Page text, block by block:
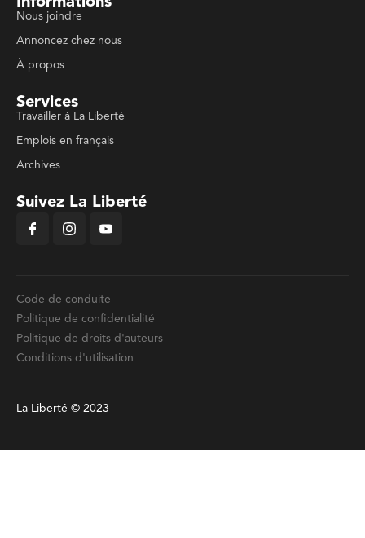
Nous joindre
Annoncez chez nous
À propos
Services
Travailler à La Liberté
Emplois en français
Archives
Suivez La Liberté
Code de conduite
Politique de confidentialité
Politique de droits d'auteurs
Conditions d'utilisation
La Liberté © 2023